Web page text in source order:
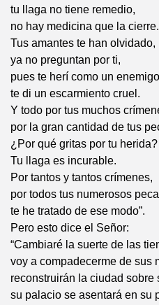
tu llaga no tiene remedio,
no hay medicina que la cierre.
Tus amantes te han olvidado,
ya no preguntan por ti,
pues te herí como un
te di un escarmiento cruel.
Y todo por tus muchos
por la gran cantidad de tus
¿Por qué gritas por tu herida?
Tu llaga es incurable.
Por tantos y tantos crímenes,
por todos tus numerosos
te he tratado de ese modo”.
Pero esto dice el Señor:
“Cambiaré la suerte de las
voy a compadecerme de sus
reconstruirán la ciudad sobre
su palacio se asentará en su